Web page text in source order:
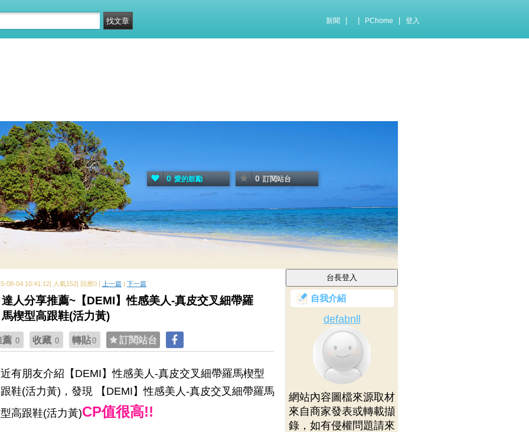
新聞 PChome 登入
0 愛的鼓勵 0 訂閱站台
08-04 10:41:12| 人氣152| 回應0 | 上一篇 | 下一篇
達人分享推薦~【DEMI】性感美人-真皮交叉細帶羅
馬楔型高跟鞋(活力黃)
薦 0 收藏 0 轉貼0 訂閱站台
有朋友介紹【DEMI】性感美人-真皮交叉細帶羅馬楔型
鞋(活力黃)，發現 【DEMI】性感美人-真皮交叉細帶羅馬
高跟鞋(活力黃)CP值很高!!
自我介紹
defabnll
網站內容圖檔來源取材
來自商家發表或轉載擷
錄，如有侵權問題請來